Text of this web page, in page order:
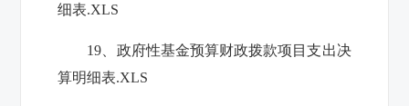
细表.XLS
19、政府性基金预算财政拨款项目支出决
算明细表.XLS